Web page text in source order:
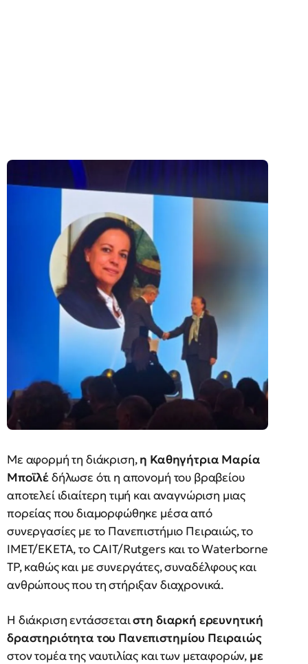
Με αφορμή τη διάκριση,η Καθηγήτρια Μαρία
Μποϊλέδήλωσε ότι η απονομή του βραβείου
αποτελεί ιδιαίτερη τιμή και αναγνώριση μιας
πορείας που διαμορφώθηκε μέσα από
συνεργασίες με το Πανεπιστήμιο Πειραιώς, το
ΙΜΕΤ/ΕΚΕΤΑ, το CAIT/Rutgers και το Waterborne
TP, καθώς και με συνεργάτες, συναδέλφους και
ανθρώπους που τη στήριξαν διαχρονικά.
Η διάκριση εντάσσεταιστη διαρκή ερευνητική
δραστηριότητα του Πανεπιστημίου Πειραιώς
στον τομέα της ναυτιλίας και των μεταφορών, με